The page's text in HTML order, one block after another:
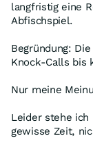
langfristig eine
Abfischspiel.
Begründung:
Knock-Calls bis
Nur meine
Leider stehe
gewisse Zeit,